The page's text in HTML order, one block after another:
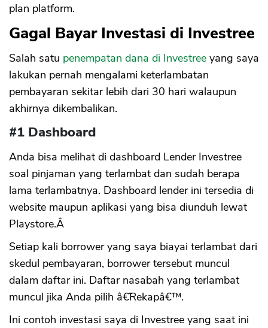
plan platform.
Gagal Bayar Investasi di Investree
Salah satu penempatan dana di Investree yang saya
lakukan pernah mengalami keterlambatan
pembayaran sekitar lebih dari 30 hari walaupun
akhirnya dikembalikan.
#1 Dashboard
Anda bisa melihat di dashboard Lender Investree
soal pinjaman yang terlambat dan sudah berapa
lama terlambatnya. Dashboard lender ini tersedia di
website maupun aplikasi yang bisa diunduh lewat
Playstore.Â
Setiap kali borrower yang saya biayai terlambat dari
skedul pembayaran, borrower tersebut muncul
dalam daftar ini. Daftar nasabah yang terlambat
muncul jika Anda pilih â€˜Rekapâ€™.
Ini contoh investasi saya di Investree yang saat ini